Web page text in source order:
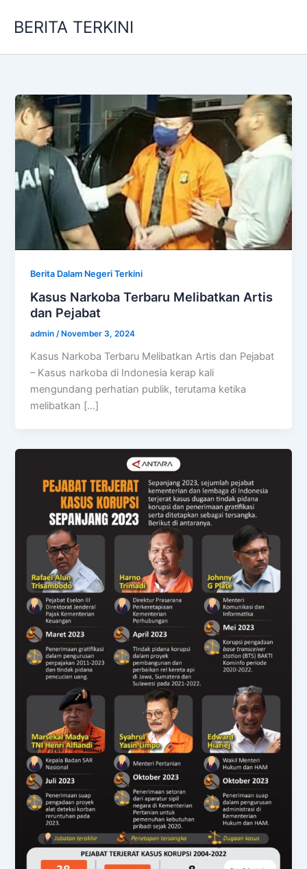
BERITA TERKINI
Berita Dalam Negeri Terkini
Kasus Narkoba Terbaru Melibatkan Artis
dan Pejabat
admin/ November 3, 2024
Kasus Narkoba Terbaru Melibatkan Artis dan Pejabat
– Kasus narkoba di Indonesia kerap kali
mengundang perhatian publik, terutama ketika
melibatkan […]